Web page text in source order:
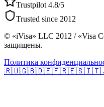
Trustpilot 4.8/5
Trusted since 2012
© «iVisa» LLC 2012 / «Visa
защищены.
Политика
🇷🇺🇬🇧🇩🇪🇫🇷🇪🇸🇮🇹